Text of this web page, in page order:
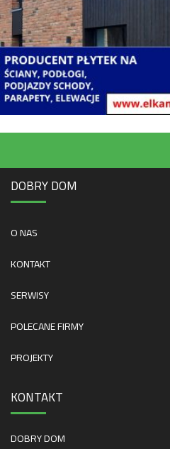
DOBRY DOM
O NAS
KONTAKT
SERWISY
POLECANE FIRMY
PROJEKTY
KONTAKT
DOBRY DOM